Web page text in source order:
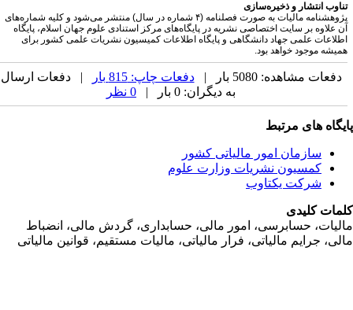
انتشار و ذخیره‌سازی
پژوهشنامه مالیات به صورت فصلنامه (۴ شماره در سال) منتشر می‌شود و کلیه شماره‌های
علاوه بر سایت اختصاصی نشریه در پایگاه‌های مرکز استنادی علوم جهان اسلام، پایگاه
علمی جهاد دانشگاهی و پایگاه اطلاعات کمیسیون نشریات علمی کشور برای
موجود خواهد بود.
دفعات مشاهده: 5080 بار | دفعات چاپ: 815 بار
| دفعات ارسال
به دیگران: 0 بار |
های مرتبط
سازمان امور مالياتی کشور
کمسیون نشریات وزارت علوم
شرکت یکتاوب
کلیدی
حسابرسی، امور مالی، حسابداری، گردش مالی، انضباط
جرايم مالياتی، فرار مالياتی، ماليات مستقيم، قوانين مالياتی